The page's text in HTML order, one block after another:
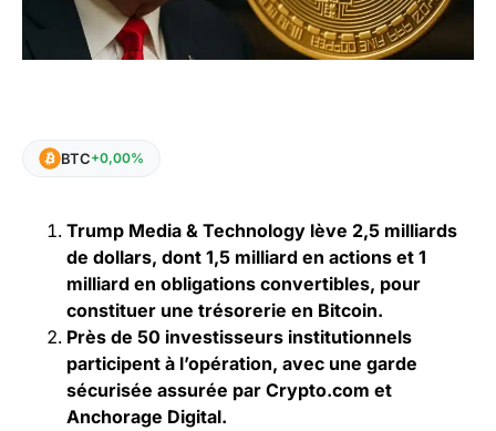
BTC+0,00%
Trump Media & Technology lève 2,5 milliards
de dollars, dont 1,5 milliard en actions et 1
milliard en obligations convertibles, pour
constituer une trésorerie en Bitcoin.
Près de 50 investisseurs institutionnels
participent à l’opération, avec une garde
sécurisée assurée par Crypto.com et
Anchorage Digital.